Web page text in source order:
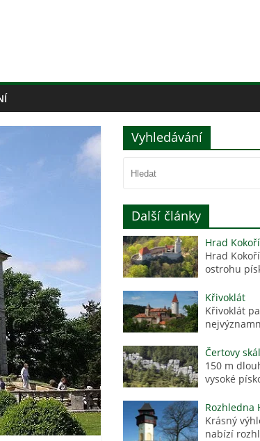
Vyhledávání
Další články
Hrad
Hrad
ostrohu
Křivoklát
Křivoklát
Čertovy
150 m
vysoké
Rozhledna
Krásný
nabízí